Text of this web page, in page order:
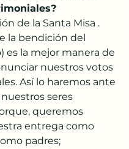
de la Santa Misa .
la bendición del
es la mejor manera de
nuestros votos
Así lo haremos ante
seres
queremos
entrega como
padres;